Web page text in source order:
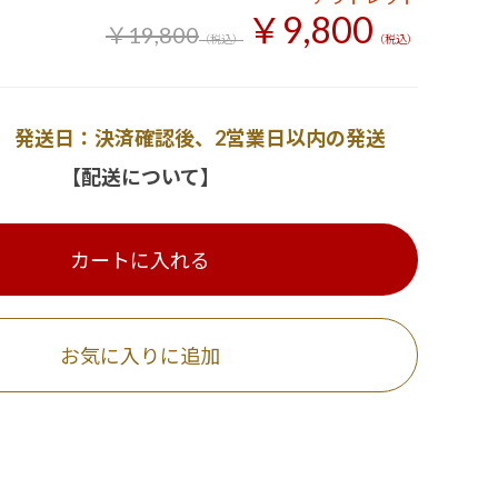
￥19,800（税込） ￥9,800 （税込）
送日：決済確認後、2営業日以内の発送
【配送について】
カートに入れる
お気に入りに追加